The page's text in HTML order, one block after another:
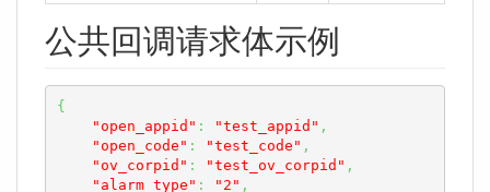
公共回调请求体示例
{
"open_appid" : "test_appid" ,
"open_code" : "test_code" ,
"ov_corpid" : "test_ov_corpid" ,
"alarm_type" : "2" ,